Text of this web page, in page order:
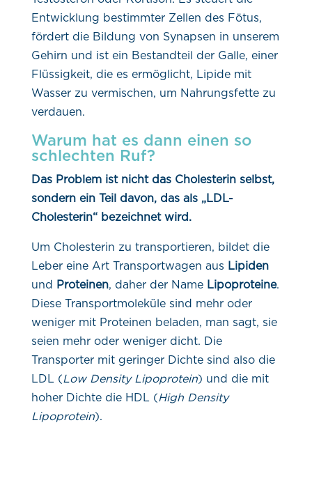
Entwicklung bestimmter Zellen des Fötus,
fördert die Bildung von Synapsen in unserem
Gehirn und ist ein Bestandteil der Galle, einer
Flüssigkeit, die es ermöglicht, Lipide mit
Wasser zu vermischen, um Nahrungsfette zu
verdauen.
Warum hat es dann einen so
schlechten Ruf?
Das Problem ist nicht das Cholesterin selbst,
sondern ein Teil davon, das als „LDL-
Cholesterin“ bezeichnet wird.
Um Cholesterin zu transportieren, bildet die
Leber eine Art Transportwagen aus Lipiden
und
Proteinen, daher der Name Lipoproteine.
Diese Transportmoleküle sind mehr oder
weniger mit Proteinen beladen, man sagt, sie
seien mehr oder weniger dicht. Die
Transporter mit geringer Dichte sind also die
LDL (Low Density Lipoprotein) und die mit
hoher Dichte die HDL (High Density
Lipoprotein).